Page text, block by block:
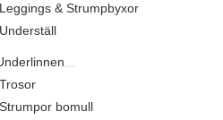
Leggings & Strumpbyxor
Underställ
Trosor
Strumpor bomull